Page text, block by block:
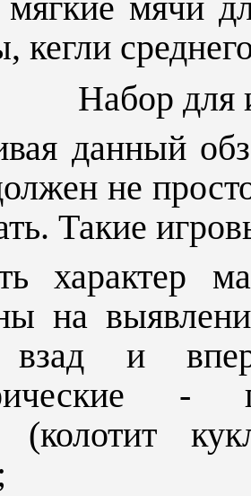
кегли
Набор для
данный
не
Такие
характер
на
и
-
(колотит